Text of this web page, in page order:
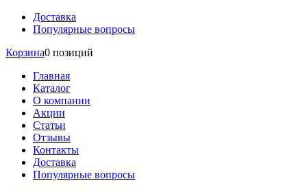
Доставка
Популярные вопросы
Корзина0 позиций
Главная
Каталог
О компании
Акции
Статьи
Отзывы
Контакты
Доставка
Популярные вопросы